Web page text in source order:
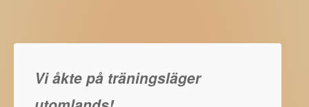
Vi åkte på träningsläger